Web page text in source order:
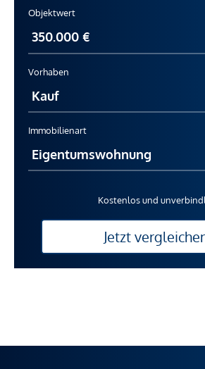
Objektwert
Vorhaben
Immobilienart
Kostenlos und
Jetzt